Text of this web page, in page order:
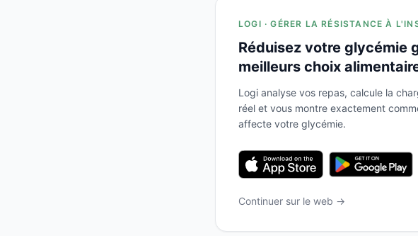
LOGI · GÉRER LA RÉSISTANCE À
Réduisez votre glycémie
meilleurs choix
Logi analyse vos repas, calcule la
réel et vous montre exactement
affecte votre glycémie.
Continuer sur le web →